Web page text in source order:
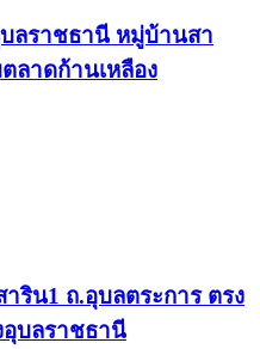
ลราชธานี หมู่บ้านสา
ลาดก้านเหลือง
ริน1 ถ.อุบลตระการ ตรง
อุบลราชธานี